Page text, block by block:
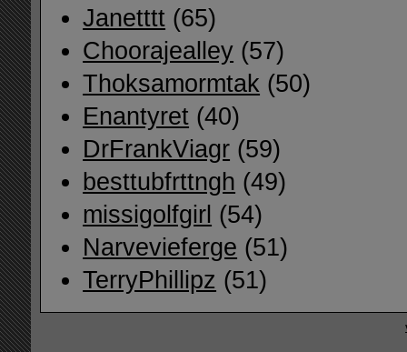
Janetttt (65)
Choorajealley (57)
Thoksamormtak (50)
Enantyret (40)
DrFrankViagr (59)
besttubfrttngh (49)
missigolfgirl (54)
Narvevieferge (51)
TerryPhillipz (51)